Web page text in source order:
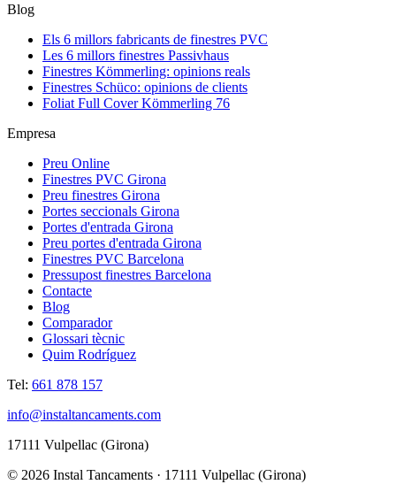
Blog
Els 6 millors fabricants de finestres PVC
Les 6 millors finestres Passivhaus
Finestres Kömmerling: opinions reals
Finestres Schüco: opinions de clients
Foliat Full Cover Kömmerling 76
Empresa
Preu Online
Finestres PVC Girona
Preu finestres Girona
Portes seccionals Girona
Portes d'entrada Girona
Preu portes d'entrada Girona
Finestres PVC Barcelona
Pressupost finestres Barcelona
Contacte
Blog
Comparador
Glossari tècnic
Quim Rodríguez
Tel: 661 878 157
info@instaltancaments.com
17111 Vulpellac (Girona)
© 2026 Instal Tancaments · 17111 Vulpellac (Girona)